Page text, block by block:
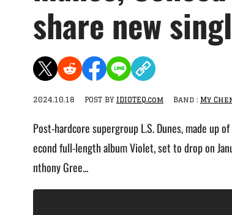
share new
2024.10.18 POST BY IDIOTEQ.com Band : My
Post-hardcore supergroup L.S. Dunes, made up
econd full-length album Violet, set to drop on
nthony Gree...